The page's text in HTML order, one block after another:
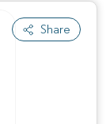
Share